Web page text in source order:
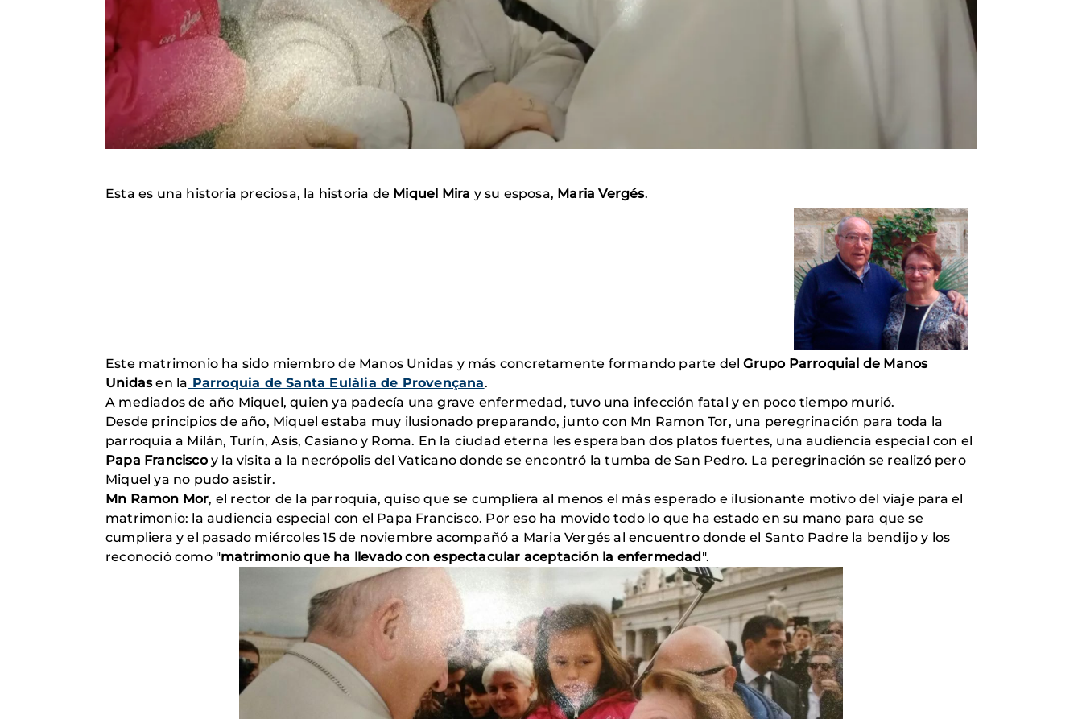
Esta es una historia preciosa, la historia de Miquel Mira y su esposa, Maria Vergés.
Este matrimonio ha sido miembro de Manos Unidas y más concretamente formando parte del Grupo Parroquial de Manos
Unidasen la Parroquia de Santa Eulàlia de Provençana.
A mediados de año Miquel, quien ya padecía una grave enfermedad, tuvo una infección fatal y en poco tiempo murió.
Desde principios de año, Miquel estaba muy ilusionado preparando, junto con Mn Ramon Tor, una peregrinación para toda la
parroquia a Milán, Turín, Asís, Casiano y Roma. En la ciudad eterna les esperaban dos platos fuertes, una audiencia especial con el
Papa Franciscoy la visita a la necrópolis del Vaticano donde se encontró la tumba de San Pedro. La peregrinación se realizó pero
Miquel ya no pudo asistir.
Mn Ramon Mor, el rector de la parroquia, quiso que se cumpliera al menos el más esperado e ilusionante motivo del viaje para el
matrimonio: la audiencia especial con el Papa Francisco. Por eso ha movido todo lo que ha estado en su mano para que se
cumpliera y el pasado miércoles 15 de noviembre acompañó a Maria Vergés al encuentro donde el Santo Padre la bendijo y los
reconoció como "matrimonio que ha llevado con espectacular aceptación la enfermedad".